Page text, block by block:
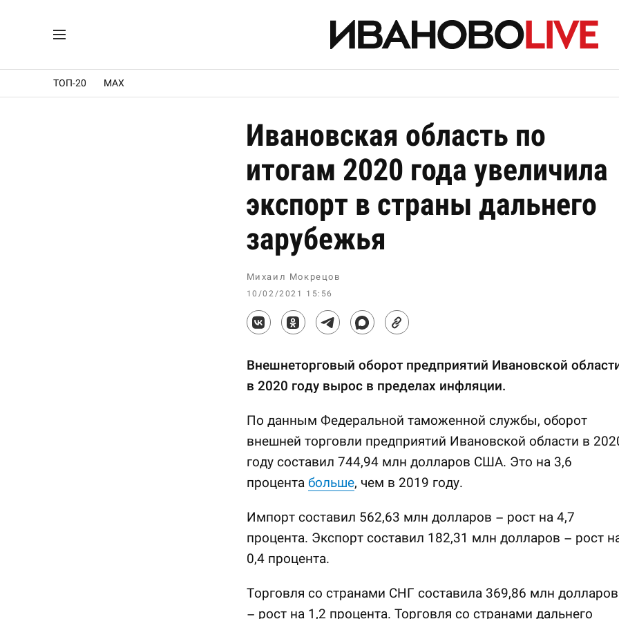
ТОП-20 MAX
Ивановская область по
итогам 2020 года увеличила
экспорт в страны дальнего
зарубежья
Михаил Мокрецов
10/02/2021 15:56
Внешнеторговый оборот предприятий Ивановской
в 2020 году вырос в пределах инфляции.
По данным Федеральной таможенной службы, оборот
внешней торговли предприятий Ивановской области в
году составил 744,94 млн долларов США. Это на 3,6
процента больше, чем в 2019 году.
Импорт составил 562,63 млн долларов – рост на 4,7
процента. Экспорт составил 182,31 млн долларов – рост
0,4 процента.
Торговля со странами СНГ составила 369,86 млн долларов
– рост на 1,2 процента. Торговля со странами дальнего